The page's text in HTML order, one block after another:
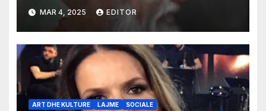
MAR 4, 2025 EDITOR
ART DHE KULTURE LAJME SOCIALE